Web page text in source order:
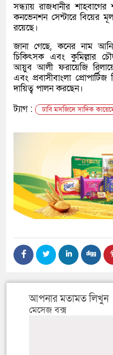
সন্ধ্যায় রাজধানীর
কনভেনশন সেন্টারে বিয়ের
রয়েছে।
জানা গেছে, কনের নাম
চিকিৎসক এবং কুমিল্লার
আয়ুব আলী ফরায়েজি
এবং প্রবাসীবাংলা
দায়িত্ব পালন করছেন।
ট্যাগ :
ঢাবি মসজিদে সাদিক
আপনার মতামত লিখুন
মেসেজ বক্স